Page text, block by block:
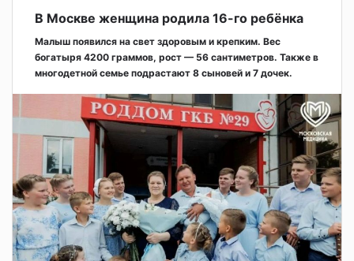
В Москве женщина родила 16-го ребёнка
Малыш появился на свет здоровым и крепким. Вес
богатыря 4200 граммов, рост — 56 сантиметров. Также в
многодетной семье подрастают 8 сыновей и 7 дочек.